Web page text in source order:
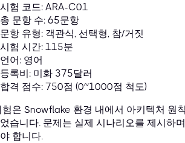
시험 코드: ARA-C01
총 문항 수: 65문항
문항 유형: 객관식, 선택형, 참/거짓
시험 시간: 115분
언어: 영어
등록비: 미화 375달러
합격 점수: 750점 (0~1000점 척도)
험은 Snowflake 환경 내에서 아키텍처 원
습니다. 문제는 실제 시나리오를 제시하
합니다.